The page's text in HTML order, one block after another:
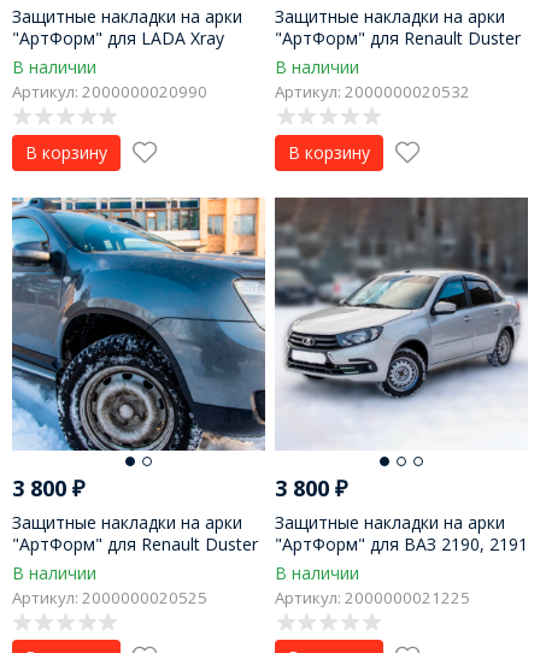
Защитные накладки на арки
"АртФорм" для LADA Xray
(2016-н.в.)
В наличии
Артикул: 2000000020990
В корзину
Защитные накладки на арки
"АртФорм" для Renault Duster
(2011-2015 г.в.)
В наличии
Артикул: 2000000020532
В корзину
3 800 ₽
Защитные накладки на арки
"АртФорм" для Renault Duster
(2015-н.в.), рестайлинг
В наличии
Артикул: 2000000020525
3 800₽
Защитные накладки на арки
"АртФорм" для ВАЗ 2190, 2191
LADA Granta (2011 г.в.), седан,
лифтбэк
В наличии
Артикул: 2000000021225